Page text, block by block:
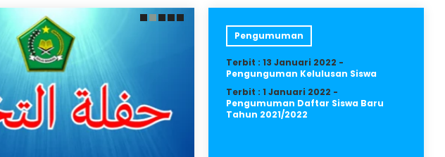
28 Februari 2026
MIN 4 Tidore Gelar
Penutupan Pesantren
Ramadhan 1447 H dengan
Khidmat dan Penuh
Kebersamaan
Kegiatan Pesantren Ramadhan
Pengumuman
Terbit : 13 Januari 2022 -
Pengunguman Kelulusan Siswa
Terbit : 1 Januari 2022 -
Pengumuman Daftar Siswa Baru
Tahun 2021/2022